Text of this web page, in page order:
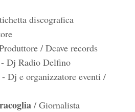
discografica
/ Dcave records
Dj Radio Delfino
Dj e organizzatore eventi /
/ Giornalista